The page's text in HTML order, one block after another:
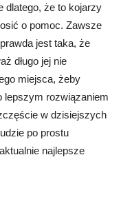
dlatego, że to kojarzy
o pomoc. Zawsze
jest taka, że
długo jej nie
miejsca, żeby
lepszym rozwiązaniem
w dzisiejszych
po prostu
najlepsze